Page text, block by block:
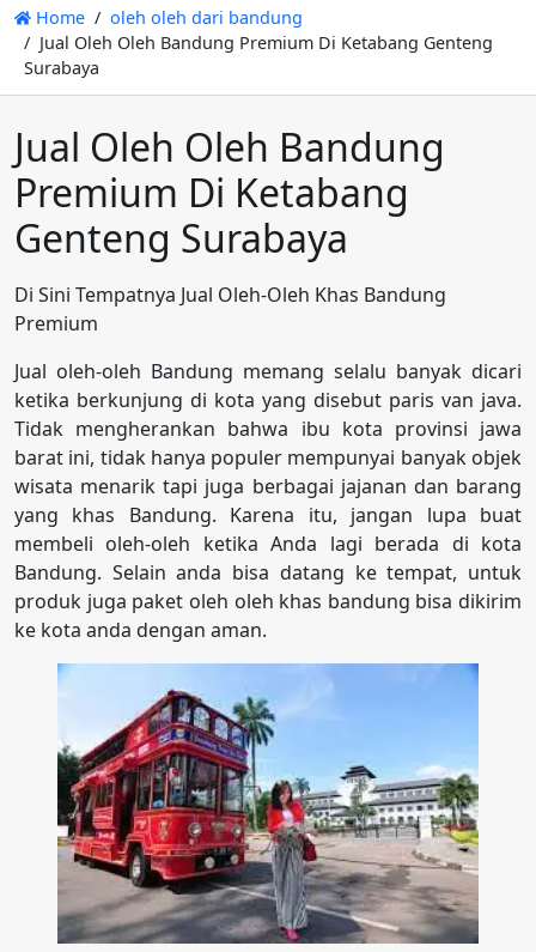
Home
oleh oleh dari bandung
Jual Oleh Oleh Bandung Premium Di Ketabang Genteng
Surabaya
Jual Oleh Oleh Bandung
Premium Di Ketabang
Genteng Surabaya
Di Sini Tempatnya Jual Oleh-Oleh Khas Bandung
Premium
Jual oleh-oleh Bandung memang selalu banyak dicari
ketika berkunjung di kota yang disebut paris van java.
Tidak mengherankan bahwa ibu kota provinsi jawa
barat ini, tidak hanya populer mempunyai banyak objek
wisata menarik tapi juga berbagai jajanan dan barang
yang khas Bandung. Karena itu, jangan lupa buat
membeli oleh-oleh ketika Anda lagi berada di kota
Bandung. Selain anda bisa datang ke tempat, untuk
produk juga paket oleh oleh khas bandung bisa dikirim
ke kota anda dengan aman.